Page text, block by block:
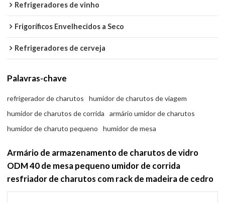
Refrigeradores de vinho
Frigoríficos Envelhecidos a Seco
Refrigeradores de cerveja
Palavras-chave
refrigerador de charutos
humidor de charutos de viagem
humidor de charutos de corrida
armário umidor de charutos
humidor de charuto pequeno
humidor de mesa
Armário de armazenamento de charutos de vidro
ODM 40 de mesa pequeno umidor de corrida
resfriador de charutos com rack de madeira de cedro